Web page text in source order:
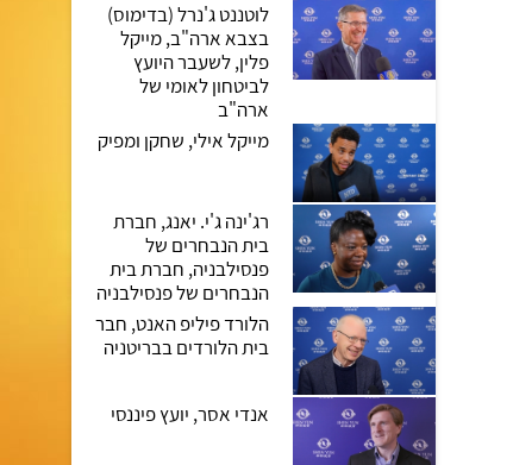
לוטננט ג'נרל (בדימוס)
בצבא ארה"ב, מייקל
פלין, לשעבר היועץ
לביטחון לאומי של
ארה"ב
מייקל אילי, שחקן ומפיק
רג'ינה ג'י. יאנג, חברת
בית הנבחרים של
פנסילבניה, חברת בית
הנבחרים של פנסילבניה
הלורד פיליפ האנט, חבר
בית הלורדים בבריטניה
אנדי אסר, יועץ פיננסי